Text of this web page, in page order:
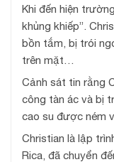
Khi đến hiện
khủng khiếp”.
bồn tắm, bị trói
trên mặt…
Cảnh sát tin rằng
công tàn ác và bị
cao su được ném
Christian là lập
Rica, đã chuyển